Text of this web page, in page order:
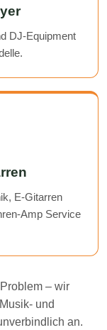
DJ-Equipment
E-Gitarren
Amp Service
– wir
und
an.